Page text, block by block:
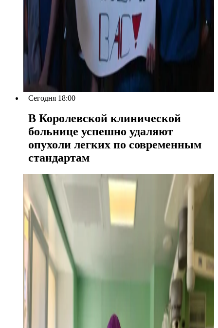
Сегодня 18:00
В Королевской клинической
больнице успешно удаляют
опухоли легких по современным
стандартам